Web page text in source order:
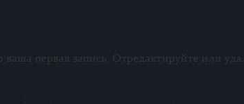
первая запись. Отредактируйте или